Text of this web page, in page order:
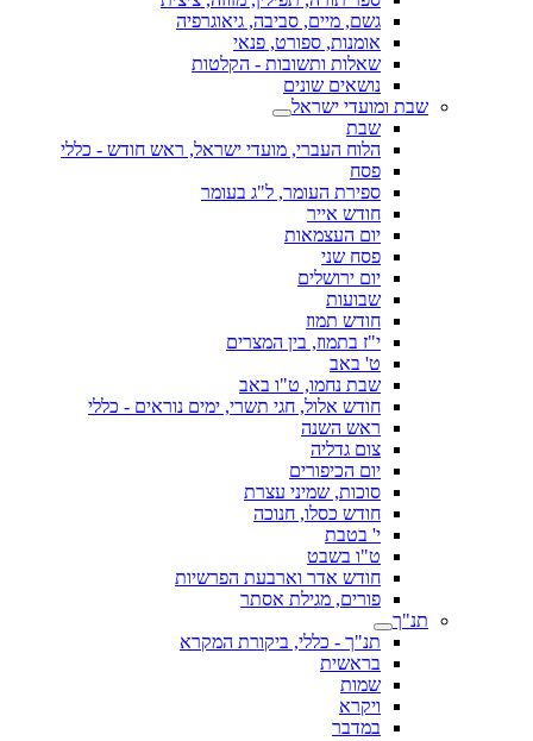
גשם, מיים, סביבה, גיאוגרפיה
אומנות, ספורט, פנאי
שאלות ותשובות - הקלטות
נושאים שונים
שבת ומועדי ישראל
שבת
הלוח העברי, מועדי ישראל, ראש חודש - כללי
פסח
ספירת העומר, ל"ג בעומר
חודש אייר
יום העצמאות
פסח שני
יום ירושלים
שבועות
חודש תמוז
י"ז בתמוז, בין המצרים
ט' באב
שבת נחמו, ט"ו באב
חודש אלול, חגי תשרי, ימים נוראים - כללי
ראש השנה
צום גדליה
יום הכיפורים
סוכות, שמיני עצרת
חודש כסלו, חנוכה
י' בטבת
ט"ו בשבט
חודש אדר וארבעת הפרשיות
פורים, מגילת אסתר
תנ"ך
תנ"ך - כללי, ביקורת המקרא
בראשית
שמות
ויקרא
במדבר